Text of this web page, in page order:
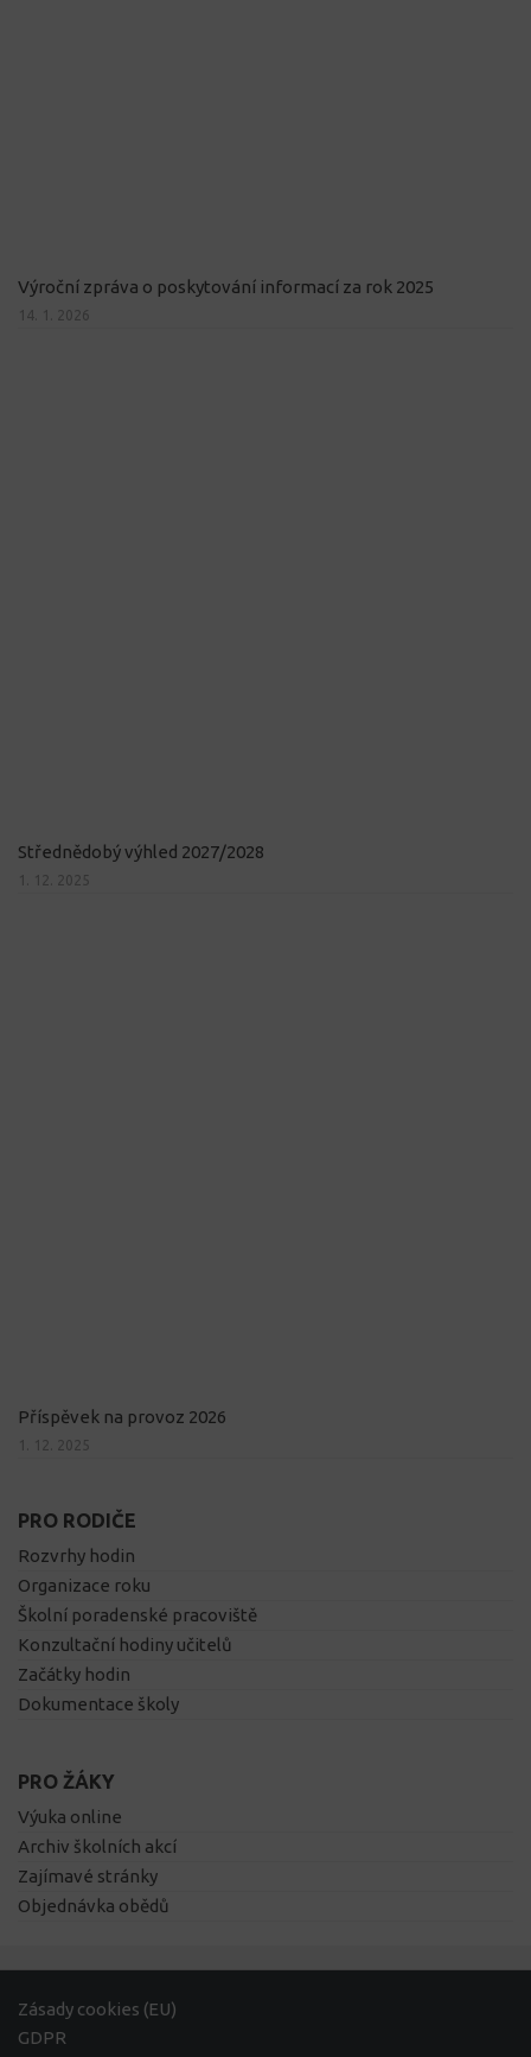
Výroční zpráva o poskytování informací za rok 2025
14. 1. 2026
Střednědobý výhled 2027/2028
1. 12. 2025
Příspěvek na provoz 2026
1. 12. 2025
PRO RODIČE
Rozvrhy hodin
Organizace roku
Školní poradenské pracoviště
Konzultační hodiny učitelů
Začátky hodin
Dokumentace školy
PRO ŽÁKY
Výuka online
Archiv školních akcí
Zajímavé stránky
Objednávka obědů
Zásady cookies (EU)
GDPR